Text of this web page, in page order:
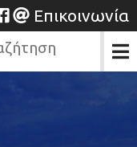
Επικοινωνία